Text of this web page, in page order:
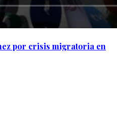
por crisis migratoria en